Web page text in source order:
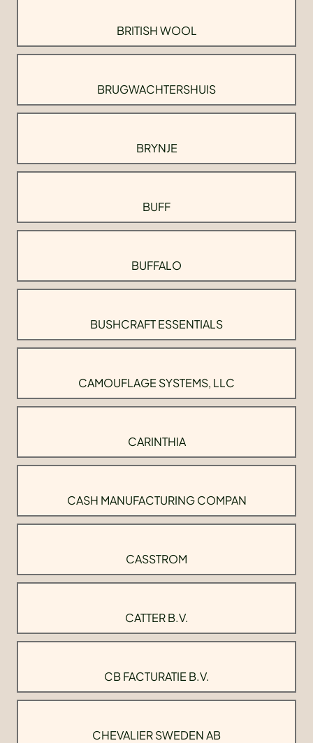
BRITISH WOOL
BRUGWACHTERSHUIS
BRYNJE
BUFF
BUFFALO
BUSHCRAFT ESSENTIALS
CAMOUFLAGE SYSTEMS, LLC
CARINTHIA
CASH MANUFACTURING COMPAN
CASSTROM
CATTER B.V.
CB FACTURATIE B.V.
CHEVALIER SWEDEN AB